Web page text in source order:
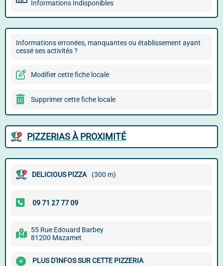
Informations Indisponibles
Informations erronées, manquantes ou établissement ayant
cessé ses activités ?
Modifier cette fiche locale
Supprimer cette fiche locale
PIZZERIAS À PROXIMITÉ
DELICIOUS PIZZA (300 m)
55 Rue Edouard Barbey
81200 Mazamet
PLUS D'INFOS SUR CETTE PIZZERIA